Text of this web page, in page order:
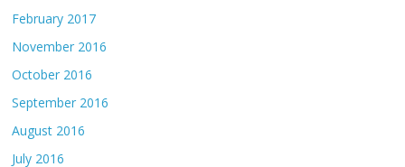
February 2017
November 2016
October 2016
September 2016
August 2016
July 2016